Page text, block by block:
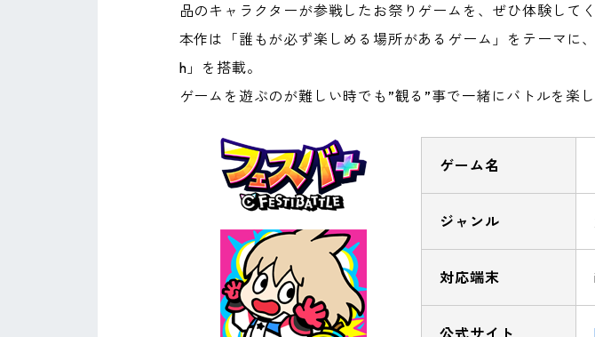
品のキャラクターが参戦したお祭りゲームを、ぜひ体験してく
本作は「誰もが必ず楽しめる場所があるゲーム」をテーマに
h」を搭載。
ゲームを遊ぶのが難しい時でも”観る”事で一緒にバトルを楽
ゲーム名
ジャンル
対応端末
公式サイト